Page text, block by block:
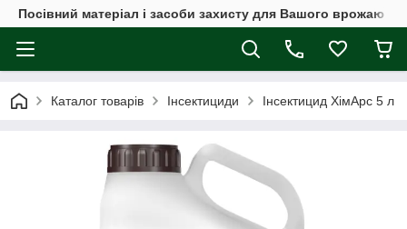
Посівний матеріал і засоби захисту для Вашого врожаю
Каталог товарів Інсектициди Інсектицид ХімАрс 5 л